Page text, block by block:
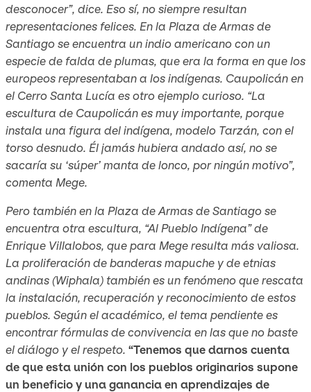
desconocer”, dice. Eso sí, no siempre resultan
representaciones felices. En la Plaza de Armas de
Santiago se encuentra un indio americano con un
especie de falda de plumas, que era la forma en que los
europeos representaban a los indígenas. Caupolicán en
el Cerro Santa Lucía es otro ejemplo curioso. “La
escultura de Caupolicán es muy importante, porque
instala una figura del indígena, modelo Tarzán, con el
torso desnudo. Él jamás hubiera andado así, no se
sacaría su ‘súper’ manta de lonco, por ningún motivo”,
comenta Mege.
Pero también en la Plaza de Armas de Santiago se
encuentra otra escultura, “Al Pueblo Indígena” de
Enrique Villalobos, que para Mege resulta más valiosa.
La proliferación de banderas mapuche y de etnias
andinas (Wiphala) también es un fenómeno que rescata
la instalación, recuperación y reconocimiento de estos
pueblos. Según el académico, el tema pendiente es
encontrar fórmulas de convivencia en las que no baste
el diálogo y el respeto. “Tenemos que darnos cuenta
de que esta unión con los pueblos originarios supone
un beneficio y una ganancia en aprendizajes de